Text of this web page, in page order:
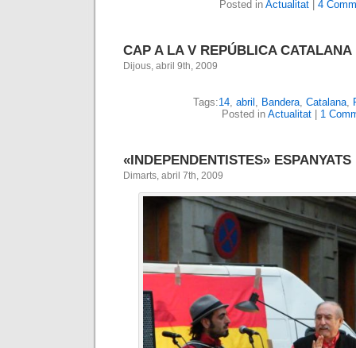
Posted in Actualitat| 4
CAP A LA V REPÚBLICA CATALANA
Dijous, abril 9th, 2009
Tags:14, abril , Bandera, Catalana,
Posted in Actualitat 1
«INDEPENDENTISTES» ESPANYATS
Dimarts, abril 7th, 2009